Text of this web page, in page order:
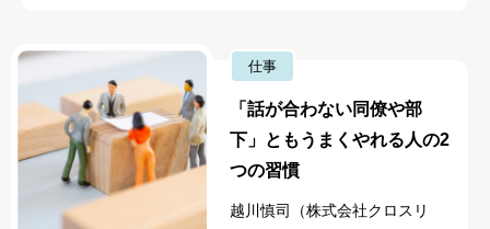
仕事
「話が合わない同僚や部
下」ともうまくやれる人の2
つの習慣
越川慎司（株式会社クロスリ